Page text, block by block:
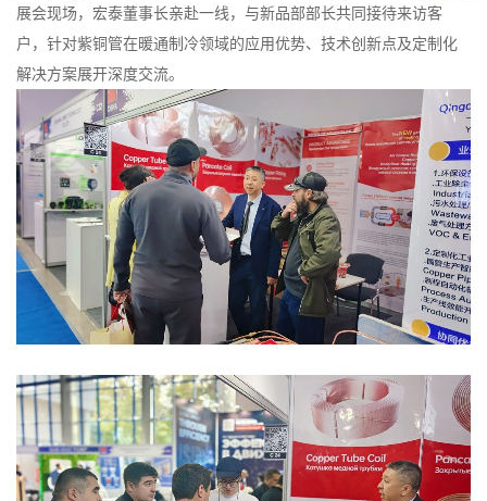
展会现场，宏泰董事长亲赴一线，与新品部部长共同接待来访客
户，针对紫铜管在暖通制冷领域的应用优势、技术创新点及定制化
解决方案展开深度交流。